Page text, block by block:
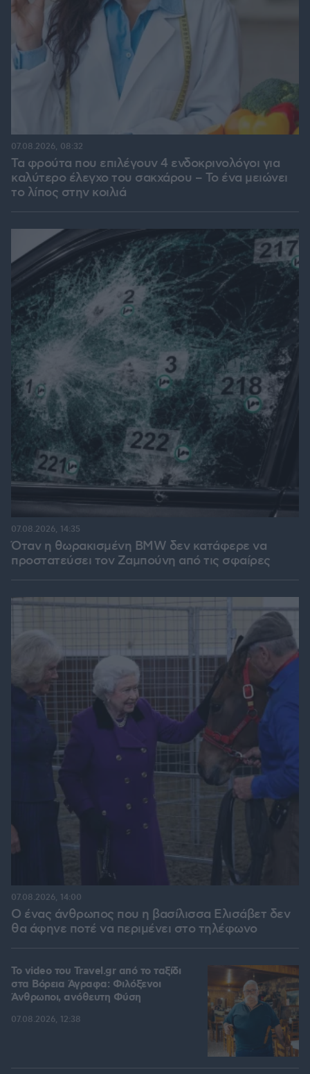
Τα φρούτα που επιλέγουν 4 ενδοκρινολόγοι για
καλύτερο έλεγχο του σακχάρου – Το ένα μειώνει
το λίπος στην κοιλιά
07.08.2026, 08:32
Όταν η θωρακισμένη BMW δεν κατάφερε να
προστατεύσει τον Ζαμπούνη από τις σφαίρες
07.08.2026, 14:35
Ο ένας άνθρωπος που η βασίλισσα Ελισάβετ δεν
θα άφηνε ποτέ να περιμένει στο τηλέφωνο
07.08.2026, 14:00
To video του Travel.gr από το ταξίδι
στα Βόρεια Άγραφα: Φιλόξενοι
Άνθρωποι, ανόθευτη Φύση
07.08.2026, 12:38